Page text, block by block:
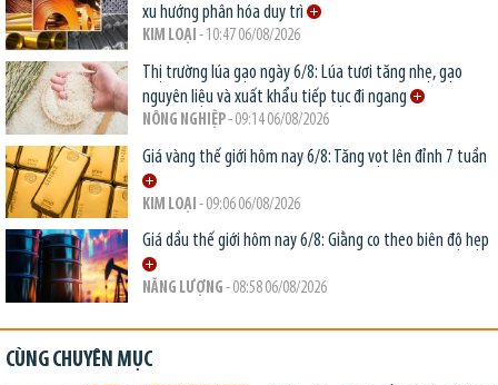
xu hướng phân hóa duy trì
KIM LOẠI - 10:47 06/08/2026
Thị trường lúa gạo ngày 6/8: Lúa tươi tăng nhẹ, gạo
nguyên liệu và xuất khẩu tiếp tục đi ngang
NÔNG NGHIỆP- 09:14 06/08/2026
Giá vàng thế giới hôm nay 6/8: Tăng vọt lên đỉnh 7 tuần
KIM LOẠI - 09:06 06/08/2026
Giá dầu thế giới hôm nay 6/8: Giằng co theo biên độ hẹp
NĂNG LƯỢNG - 08:58 06/08/2026
CÙNG CHUYÊN MỤC